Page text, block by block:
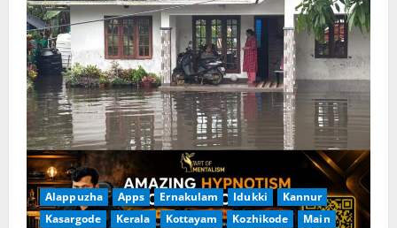
Alappuzha Apps Ernakulam Idukki
Kannur
Kasargode
Kerala Kottayam Kozhikode
Main